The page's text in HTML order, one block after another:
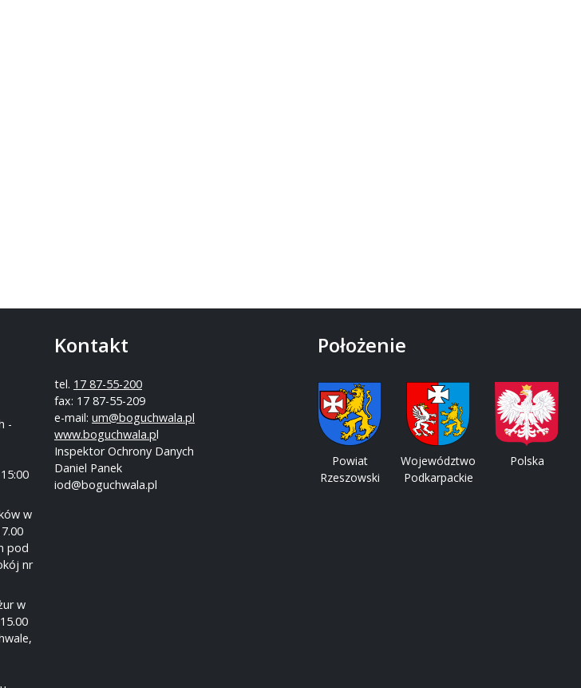
-
w
pod
nr
w
Kontakt
tel. 17 87-55-200
fax: 17 87-55-209
e-mail: um@boguchwala.pl
www.boguchwala.pl
Inspektor Ochrony Danych
Daniel Panek
iod@boguchwala.pl
Położenie
Powiat
Rzeszowski
Województwo
Podkarpackie
Polska